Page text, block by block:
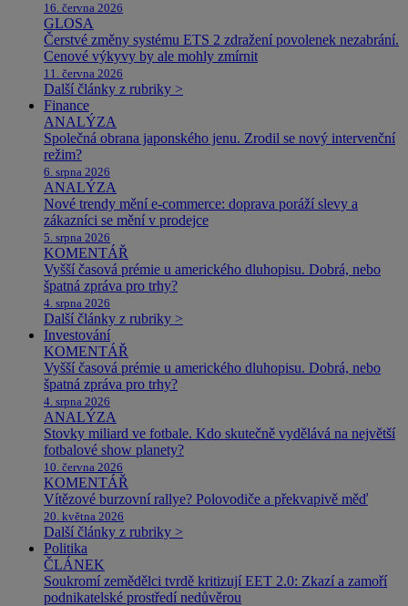
16. června 2026
GLOSA
Čerstvé změny systému ETS 2 zdražení povolenek nezabrání.
Cenové výkyvy by ale mohly zmírnit
11. června 2026
Další články z rubriky >
Finance
ANALÝZA
Společná obrana japonského jenu. Zrodil se nový intervenční
režim?
6. srpna 2026
ANALÝZA
Nové trendy mění e-commerce: doprava poráží slevy a
zákazníci se mění v prodejce
5. srpna 2026
KOMENTÁŘ
Vyšší časová prémie u amerického dluhopisu. Dobrá, nebo
špatná zpráva pro trhy?
4. srpna 2026
Další články z rubriky >
Investování
KOMENTÁŘ
Vyšší časová prémie u amerického dluhopisu. Dobrá, nebo
špatná zpráva pro trhy?
4. srpna 2026
ANALÝZA
Stovky miliard ve fotbale. Kdo skutečně vydělává na největší
fotbalové show planety?
10. června 2026
KOMENTÁŘ
Vítězové burzovní rallye? Polovodiče a překvapivě měď
20. května 2026
Další články z rubriky >
Politika
ČLÁNEK
Soukromí zemědělci tvrdě kritizují EET 2.0: Zkazí a zamoří
podnikatelské prostředí nedůvěrou